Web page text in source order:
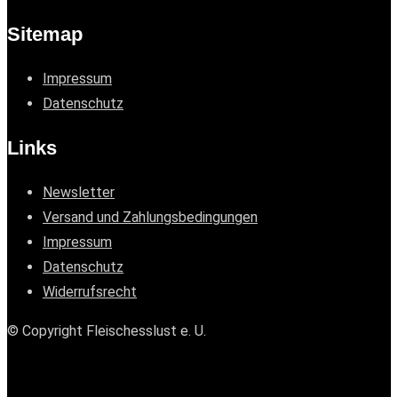
Sitemap
Impressum
Datenschutz
Links
Newsletter
Versand und Zahlungsbedingungen
Impressum
Datenschutz
Widerrufsrecht
© Copyright Fleischesslust e. U.